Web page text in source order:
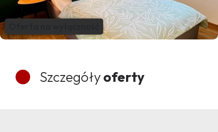
Szczegółyoferty